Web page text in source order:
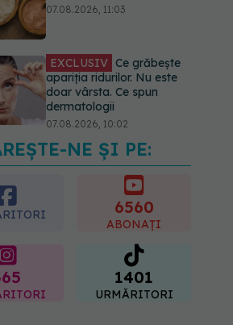
07.08.2026, 11:03
EXCLUSIV Ce grăbește
apariția ridurilor. Nu este
doar vârsta. Ce spun
dermatologii
07.08.2026, 10:02
Alina Pușcău dezvăluie
diagnosticul care i-a
schimbat viața: Am cancer
la sân. Am intrat în
NE ȘI PE:
6560
ABONAȚI
1401
URMĂRITORI